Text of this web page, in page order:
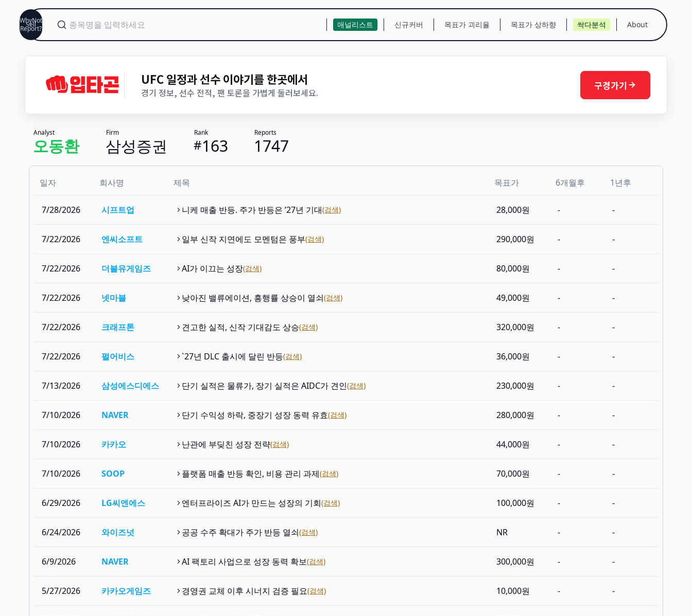
WhyNot
Sell
Report? 애널리스트 신규커버 목표가 괴리율 목표가 상하향 싹다분석 About
UFC 일정과 선수 이야기를 한곳에서
경기 정보, 선수 전적, 팬 토론을 가볍게 둘러보세요.
구경가기
Analyst
오동환
Firm
삼성증권
Rank
#163
Reports
1747
일자 회사명 제목 목표가 6개월후 1년후
7/28/2026 시프트업 니케 매출 반등. 주가 반등은 ’27년 기대(검색) 28,000원 - -
7/22/2026 엔씨소프트 일부 신작 지연에도 모멘텀은 풍부(검색) 290,000원 - -
7/22/2026 더블유게임즈 AI가 이끄는 성장(검색) 80,000원 - -
7/22/2026 넷마블 낮아진 밸류에이션, 흥행률 상승이 열쇠(검색) 49,000원 - -
7/22/2026 크래프톤 견고한 실적, 신작 기대감도 상승(검색) 320,000원 - -
7/22/2026 펄어비스 `27년 DLC 출시에 달린 반등(검색) 36,000원 - -
7/13/2026 삼성에스디에스 단기 실적은 물류가, 장기 실적은 AIDC가 견인(검색) 230,000원 - -
7/10/2026 NAVER 단기 수익성 하락, 중장기 성장 동력 유효(검색) 280,000원 - -
7/10/2026 카카오 난관에 부딪친 성장 전략(검색) 44,000원 - -
7/10/2026 SOOP 플랫폼 매출 반등 확인, 비용 관리 과제(검색) 70,000원 - -
6/29/2026 LG씨엔에스 엔터프라이즈 AI가 만드는 성장의 기회(검색) 100,000원 - -
6/24/2026 와이즈넛 공공 수주 확대가 주가 반등 열쇠(검색) NR - -
6/9/2026 NAVER AI 팩토리 사업으로 성장 동력 확보(검색) 300,000원 - -
5/27/2026 카카오게임즈 경영권 교체 이후 시너지 검증 필요(검색) 10,000원 - -